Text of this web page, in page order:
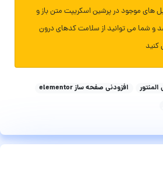
های موجود در پرشین اسکریپت متن باز و
و شما می توانید از سلامت کدهای درون
المنتور
افزودنی صفحه ساز elementor